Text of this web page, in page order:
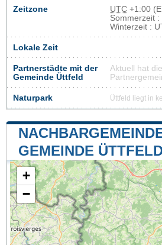
Zeitzone UTC +1:00
Sommerzeit
Winterzeit :
Lokale Zeit
Partnerstädte mit der
Gemeinde Üttfeld
Aktuell hat
Naturpark Üttfeld liegt in
GEMEINDE
+
−